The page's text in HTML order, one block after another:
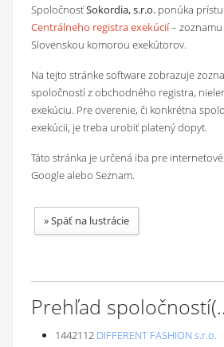
SpoločnosťSokordia, s.r.o. ponúka
Centrálneho registra exekúcií– zoznamu
Slovenskou komorou exekútorov.
Na tejto stránke software zobrazuje
spoločností z obchodného registra,
exekúciu. Pre overenie, či konkrétna
exekúcii, je treba urobiť platený dopyt.
Táto stránka je určená iba pre
Google alebo Seznam.
»Späť na lustrácie
Prehľad spoločností
1442112 DIFFERENT FASHION s.r.o.